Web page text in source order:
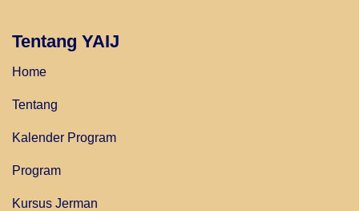
Tentang YAIJ
Home
Tentang
Kalender Program
Program
Kursus Jerman